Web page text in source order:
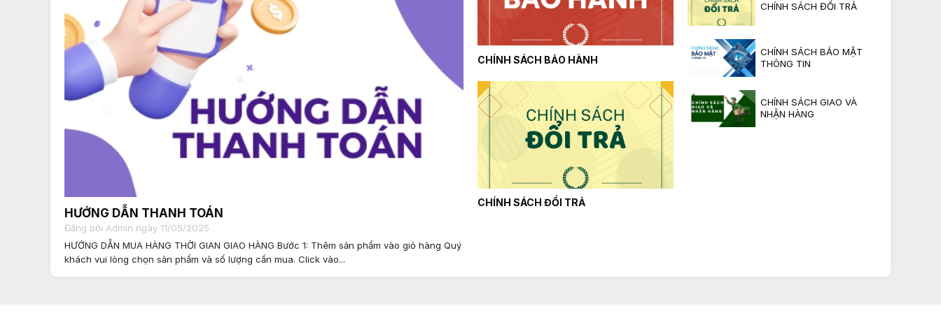
HƯỚNG DẪN THANH TOÁN
Đăng bởi Admin ngày 11/05/2025
HƯỚNG DẪN MUA HÀNG THỜI GIAN GIAO HÀNG Bước 1: Thêm sản phẩm vào giỏ hàng Quý
khách vui lòng chọn sản phẩm và số lượng cần mua. Click vào...
CHÍNH SÁCH BẢO HÀNH
CHÍNH SÁCH ĐỔI TRẢ
CHÍNH SÁCH ĐỔI TRẢ
CHÍNH SÁCH BẢO MẬT
THÔNG TIN
CHÍNH SÁCH GIAO VÀ
NHẬN HÀNG